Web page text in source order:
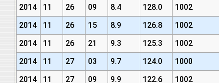
2014 11 26 09 8.4 128.0
1002
2014
11 26 15 8.9 126.8
1002
2014
11 26 21 9.3 125.3
1002
2014
11 27 03 9.7 124.0
1000
2014
11 27 09 9.9 122.6
1002